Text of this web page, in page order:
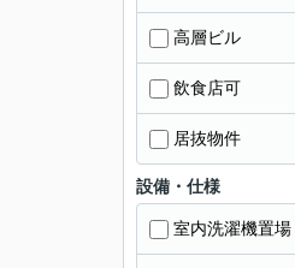
高層ビル
飲食店可
居抜物件
設備・仕様
室内洗濯機置場